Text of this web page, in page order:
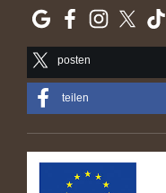
posten
teilen